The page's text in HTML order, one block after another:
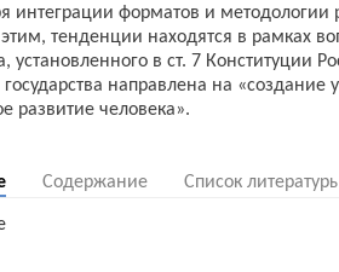
интеграции форматов и
этим, тенденции находятся в рамках
установленного в ст. 7 Конституции
государства направлена на
развитие человека».
Содержание Список